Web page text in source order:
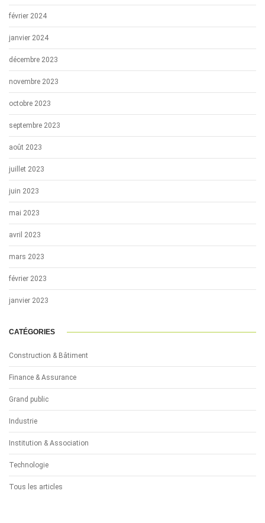
février 2024
janvier 2024
décembre 2023
novembre 2023
octobre 2023
septembre 2023
août 2023
juillet 2023
juin 2023
mai 2023
avril 2023
mars 2023
février 2023
janvier 2023
CATÉGORIES
Construction & Bâtiment
Finance & Assurance
Grand public
Industrie
Institution & Association
Technologie
Tous les articles